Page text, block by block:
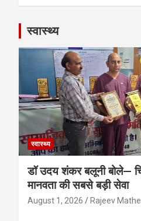
स्वास्थ्य
स्वास्थ्य
डॉ उदय शंकर बलूनी बोले—
मानवता की सबसे बड़ी सेवा
August 1, 2026 Rajeev